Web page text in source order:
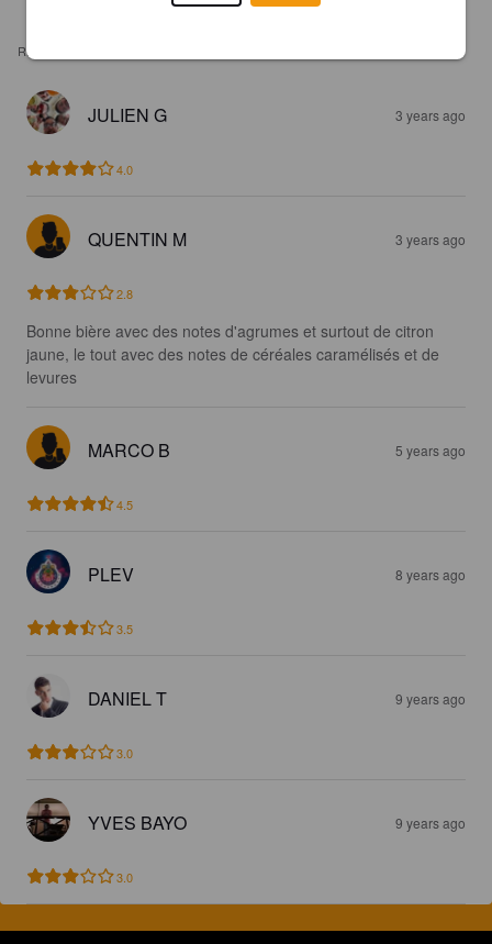
REVIEWS
JULIEN G 3 years ago
4.0
QUENTIN M 3 years ago
2.8
Bonne bière avec des notes d'agrumes et surtout de citron
jaune, le tout avec des notes de céréales caramélisés et de
levures
MARCO B 5 years ago
4.5
PLEV 8 years ago
3.5
DANIEL T 9 years ago
3.0
YVES BAYO 9 years ago
3.0